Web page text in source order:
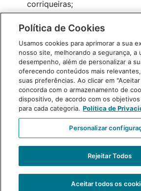
corriqueiras;
Diminuição da flexibilidade
Diminuição de volume da
para conseguir falar um pouco
gritar;
Voz mais grave do que no
Alterações mais frequentes:
Fadiga (cansaço) vocal
Síndrome de tensão do
(tensão no pescoço e
Nódulos de pregas vocais
vocais”);
Pólipo de pregas vocais.
Política de Cookies
Usamos cookies para aprimorar a sua
nosso site, melhorando a segurança, a
desempenho, além de personalizar a
oferecendo conteúdos mais
suas preferências. Ao clicar em
concorda com o armazenamento de
dispositivo, de acordo com os
para cada categoria. Política de
Personalizar
Rejeitar Todos
Aceitar todos os